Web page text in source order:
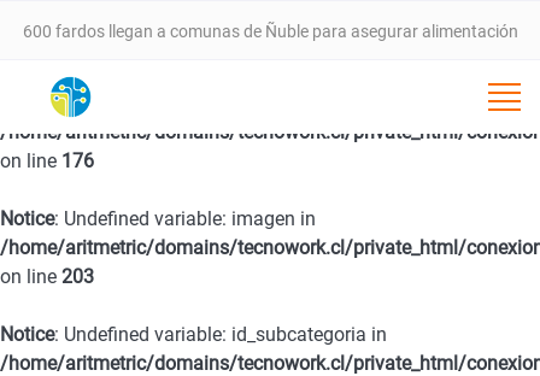
600 fardos llegan a comunas de Ñuble para asegurar alimentación
VALLE DEL ITATA PROYECTA NUEVA ETAPA DE DESARROLLO CON
SEMINARIO ESTRATÉGICO ESTE 25 DE FEBRERO EN CHILLÁN
SernamEG da inicio a la convocatoria del Programa Mujer
Emprende 2026
Notice: Undefined variable: fecha in
/home/aritmetric/domains/tecnowork.cl/private_html/
on line 176
Notice: Undefined variable: imagen in
/home/aritmetric/domains/tecnowork.cl/private_html/
on line 203
Notice: Undefined variable: id_subcategoria in
/home/aritmetric/domains/tecnowork.cl/private_html/